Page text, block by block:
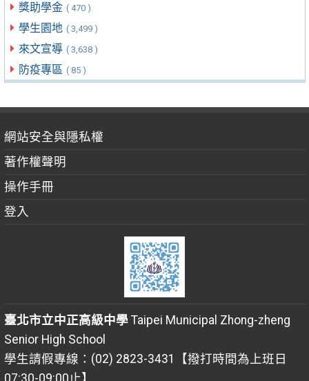
獎助學金 ( 470 )
學生園地 ( 3,499 )
來文宣導 ( 3,638 )
防疫專區 ( 85 )
網站安全與隱私權
著作權聲明
操作手冊
登入
臺北市立中正高級中學Taipei Municipal Zhong-zheng
Senior High School
學生請假專線：(02) 2823-3431【撥打時間為上班日